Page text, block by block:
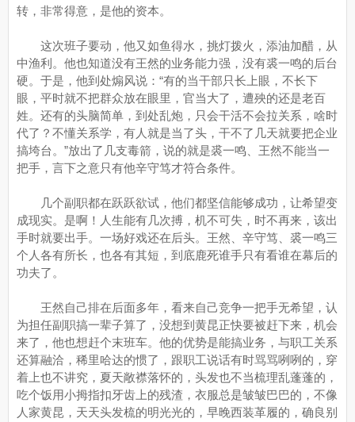
转，非常得意，是他的资本。
这次班子要动，他又如鱼得水，挑灯拨火，添油加醋，从
中渔利。他也知道没有王然的业务能力强，没有裘一鸣的后台
硬。于是，他到处煽风说：“有的当干部只长上眼，不长下
眼，平时就不把群众放在眼里，官当大了，遭殃的还是老百
姓。还有的头脑简单，到处乱炮，只会干活不会拉关系，啥时
代了？不懂关系学，有人就是当了头，干不了几天就要把企业
搞垮台。”放出了几支毒箭，说的就是裘一鸣、王然不能当一
把手，言下之意只有他辛守笃才符合条件。
几个副职都在跃跃欲试，他们都坚信能够成功，让希望变
成现实。是啊！人生能有几次搏，机不可失，时不再来，该出
手时就要出手。一场好戏还在后头。王然、辛守笃、裘一鸣三
个人各有所长，也各有其短，到底鹿死谁手只有看谁在幕后的
功夫了。
王然自己排在后面多年，看来自己竞争一把手无希望，认
为担任副职搞一辈子算了，没想到黄昆正快要被赶下来，机会
来了，他也想赶个末班车。他的优势是能搞业务，与职工关系
还算融洽，稀里哈达的惯了，跟职工说话有时骂骂咧咧的，穿
着上也不讲究，夏天敞襟落怀的，头发也不当梳理乱蓬蓬的，
吃个饭用小拇指扣牙齿上的残渣，衣服总是皱皱巴巴的，不像
人家黄昆，天天头发梳的明光光的，早晚西装革履的，确良别